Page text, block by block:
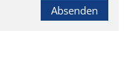
Absenden